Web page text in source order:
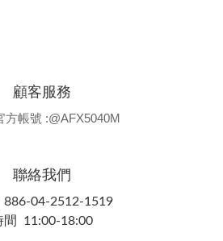
顧客服務
方帳號 :@AFX5040M
聯絡我們
886-04-2512-1519
間 11:00-18:00